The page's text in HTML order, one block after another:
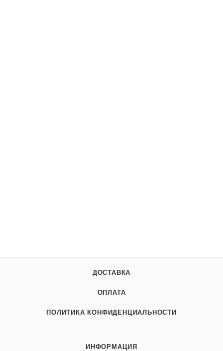
ДОСТАВКА
ОПЛАТА
ПОЛИТИКА КОНФИДЕНЦИАЛЬНОСТИ
ИНФОРМАЦИЯ